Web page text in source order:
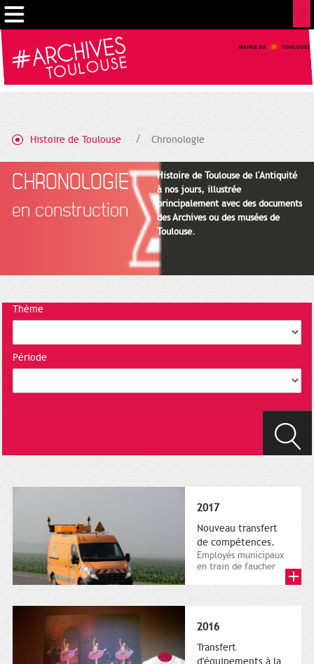
Histoire de Toulouse Chronologie
CHRONOLOGIE
en construction
Histoire de Toulouse de l'Antiquité
à nos jours, illustrée
principalement avec des documents
des Archives ou des musées de
Toulouse.
Thème
Période
2017
Nouveau transfert
de compétences.
Employés municipaux
en train de faucher
2016
Transfert
d'équipements à la
Gestion de vos préférences sur les cookies